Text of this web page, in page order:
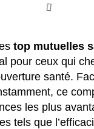
top mutuelles
pour ceux qui
santé.
ce
les plus
tels que